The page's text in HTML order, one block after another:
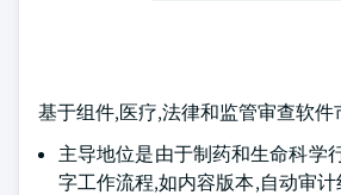
基于组件,医疗,法律和监管审查软件
主导地位是由于制药和生命科学
字工作流程,如内容版本,自动审